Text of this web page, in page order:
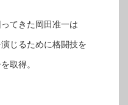
てきた岡田准一は
じるために格闘技を
取得。